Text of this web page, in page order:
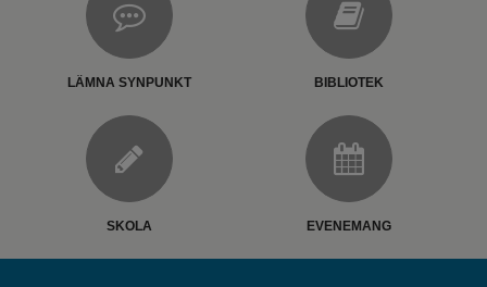
LÄMNA SYNPUNKT BIBLIOTEK
SKOLA EVENEMANG